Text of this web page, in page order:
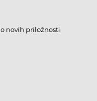
novih priložnosti.